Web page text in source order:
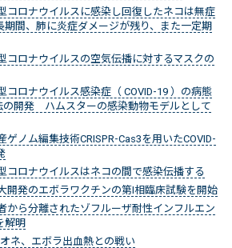
コロナウイルスに感染し回復したネコは無症
期間、肺に炎症ダメージが残り、また一定期
コロナウイルスの空気伝播に対するマスクの
コロナウイルス感染症（ COVID-19 ）の病態
の開発 ハムスターの感染動物モデルとして
ゲノム編集技術CRISPR-Cas3を用いたCOVID-
コロナウイルスはネコの間で感染伝播する
開発のエボラワクチンの第I相臨床試験を開始
から分離されたゾフルーザ耐性インフルエン
解明
ネ、エボラ出血熱との戦い